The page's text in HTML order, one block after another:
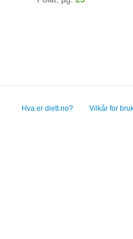
Hva er diett.no? Vilkår for